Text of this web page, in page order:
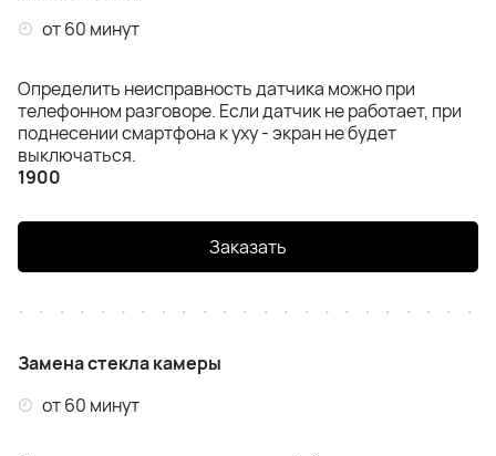
от 60 минут
Определить неисправность датчика можно при
телефонном разговоре. Если датчик не работает, при
поднесении смартфона к уху - экран не будет
выключаться.
1900
Заказать
Замена стекла камеры
от 60 минут